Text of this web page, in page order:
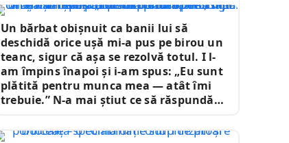
Un bărbat obișnuit ca banii lui să
deschidă orice ușă mi-a pus pe birou un
teanc, sigur că așa se rezolvă totul. I l-
am împins înapoi și i-am spus: „Eu sunt
plătită pentru munca mea — atât îmi
trebuie.” N-a mai știut ce să răspundă…